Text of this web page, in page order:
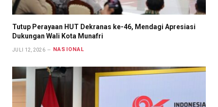
Tutup Perayaan HUT Dekranas ke-46, Mendagi Apresiasi
Dukungan Wali Kota Munafri
JULI 12, 2026 NASIONAL